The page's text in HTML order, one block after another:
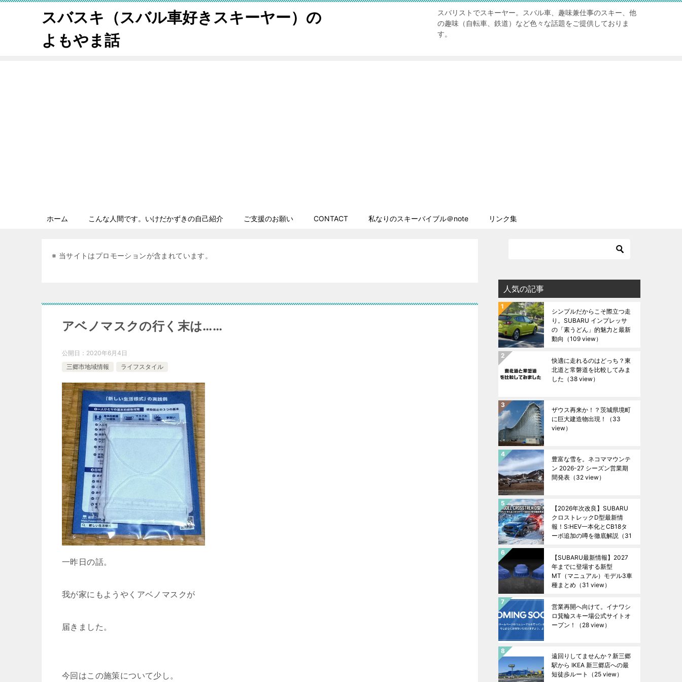
スバスキ（スバル車好きスキーヤー）の
よもやま話
スバリストでスキーヤー。スバル車、趣味兼仕事のスキー、他
の趣味（自転車、鉄道）など色々な話題をご提供しておりま
す。
ホーム こんな人間です。いけだかずきの自己紹介 ご支援のお願い CONTACT 私なりのスキーバイブル＠note リンク集
※ 当サイトはプロモーションが含まれています。
アベノマスクの行く末は……
公開日： 2020年6月4日
三郷市地域情報
ライフスタイル
一昨日の話。
我が家にもようやくアベノマスクが
届きました。
今回はこの施策について少し。
人気の記事
シンプルだからこそ際立つ走
り。SUBARU インプレッサ
の「素うどん」的魅力と最新
動向 （109 view）
快適に走れるのはどっち？東
北道と常磐道を比較してみま
した （38 view）
ザウス再来か！？茨城県境町
に巨大建造物出現！
（33
view）
豊富な雪を。ネコママウンテ
ン 2026-27 シーズン営業期
間発表 （32 view）
【2026年次改良】SUBARU
クロストレックD型最新情
報！S:HEV一本化とCB18タ
ーボ追加の噂を徹底解説 （31
【SUBARU最新情報】2027
年までに登場する新型
MT（マニュアル）モデル3車
種まとめ （31 view）
営業再開へ向けて。イナワシ
ロ箕輪スキー場公式サイトオ
ープン！
（28 view）
遠回りしてませんか？新三郷
駅から IKEA 新三郷店への最
短徒歩ルート
（25 view）